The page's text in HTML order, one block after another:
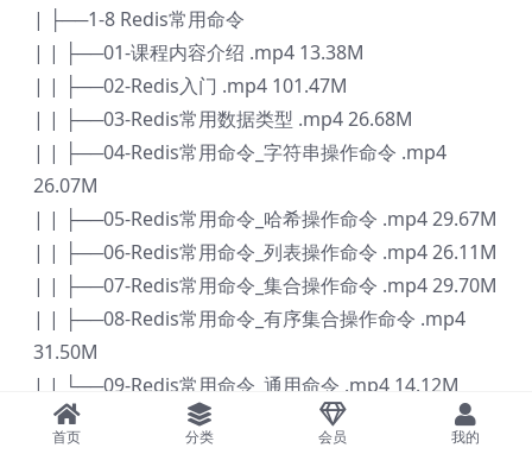
| ├──1-8 Redis常用命令
| | ├──01-课程内容介绍 .mp4 13.38M
| | ├──02-Redis入门 .mp4 101.47M
| | ├──03-Redis常用数据类型 .mp4 26.68M
| | ├──04-Redis常用命令_字符串操作命令 .mp4
26.07M
| | ├──05-Redis常用命令_哈希操作命令 .mp4 29.67M
| | ├──06-Redis常用命令_列表操作命令 .mp4 26.11M
| | ├──07-Redis常用命令_集合操作命令 .mp4 29.70M
| | ├──08-Redis常用命令_有序集合操作命令 .mp4
31.50M
| | └──09-Redis常用命令_通用命令 .mp4 14.12M
| ├──1-9 在Java中操作Redis_Spring Data Redis使用
首页 分类 会员 我的